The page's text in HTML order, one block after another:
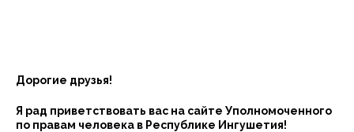
Дорогие друзья!
Я рад приветствовать вас на сайте Уполномоченного
по правам человека в Республике Ингушетия!